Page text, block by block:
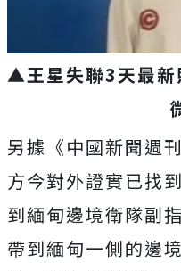
▲王星失聯3天最新
另據《中國新聞週
方今對外證實已找
到緬甸邊境衛隊副
帶到緬甸一側的邊